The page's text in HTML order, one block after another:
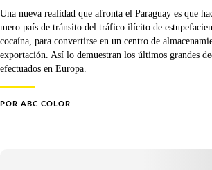
Una nueva realidad que afronta el Paraguay es que
mero país de tránsito del tráfico ilícito de
cocaína, para convertirse en un centro de
exportación. Así lo demuestran los últimos grandes
efectuados en Europa.
POR ABC COLOR